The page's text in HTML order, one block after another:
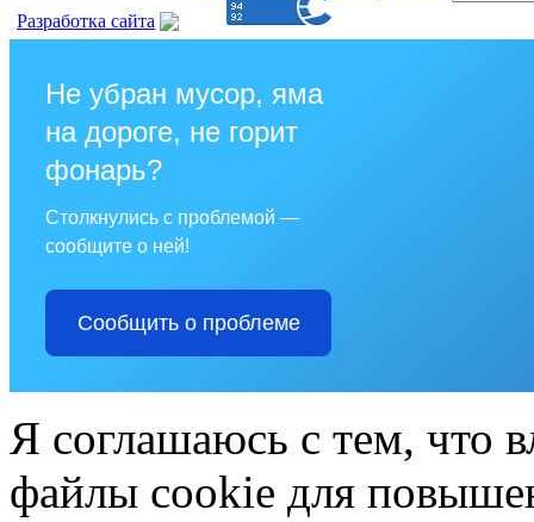
Разработка сайта
Не убран мусор, яма
на дороге, не горит
фонарь?
Столкнулись с проблемой —
сообщите о ней!
Сообщить о проблеме
Я соглашаюсь с тем, что
файлы cookie для